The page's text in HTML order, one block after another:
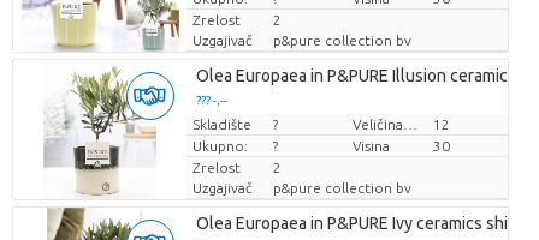
Zrelost
2
Uzgajivač
p&pure collection bv
Olea Europaea in P&PURE Illusion ceramics
??? -,--
Cijena po komadu
Skladište ?
12
Ukupno:
? Visina
30
Zrelost
2
Uzgajivač
p&pure collection bv
Olea Europaea in P&PURE Ivy ceramics shiny